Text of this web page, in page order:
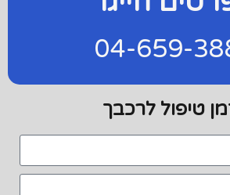
04-659-
טיפול לרכבך